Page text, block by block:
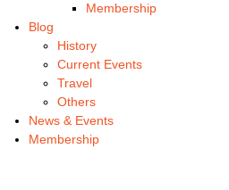
Membership
Blog
History
Current Events
Travel
Others
News & Events
Membership